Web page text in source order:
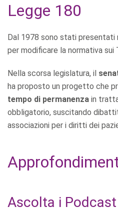
Legge 180
Dal 1978 sono stati presentati
per modificare la normativa sui
Nella scorsa legislatura, il
ha proposto un progetto che
tempo di permanenza in
obbligatorio, suscitando
associazioni per i diritti dei
Ascolta i